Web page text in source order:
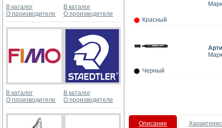
В каталог
О производителе
В каталог
О производителе
В каталог
О производителе
В каталог
О производителе
Красный
Черный
Описание